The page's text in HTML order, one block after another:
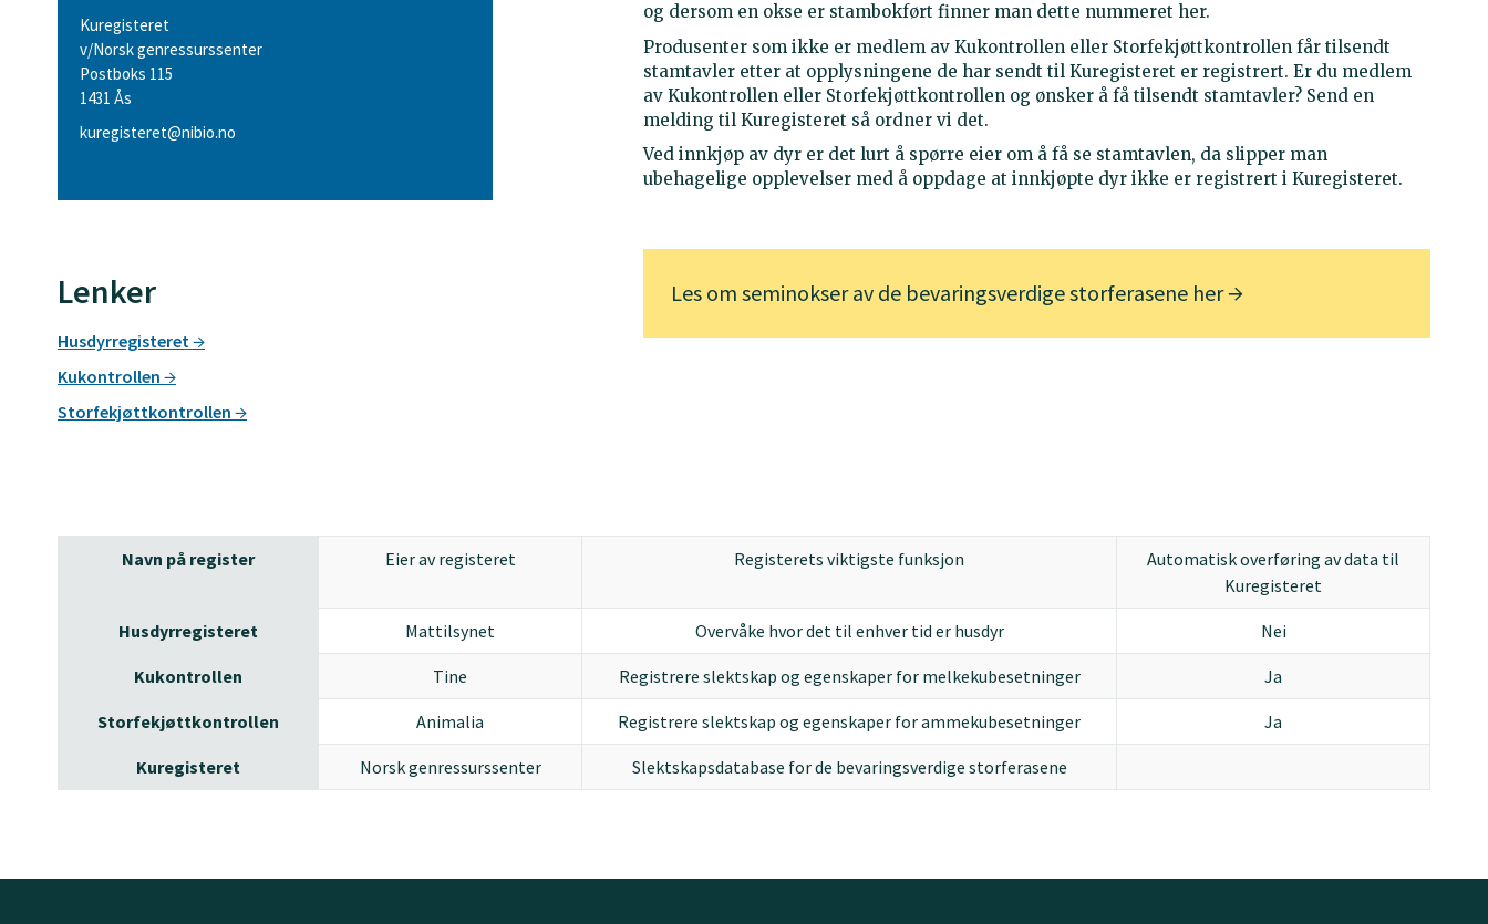
Kuregisteret
v/Norsk genressurssenter
Postboks 115
1431 Ås
kuregisteret@nibio.no
Lenker
Husdyrregisteret
Kukontrollen
Storfekjøttkontrollen
og dersom en okse er stambokført finner man dette nummeret her.
Produsenter som ikke er medlem av Kukontrollen eller Storfekjøttkontrollen får tilsendt
stamtavler etter at opplysningene de har sendt til Kuregisteret er registrert. Er du medlem
av Kukontrollen eller Storfekjøttkontrollen og ønsker å få tilsendt stamtavler? Send en
melding til Kuregisteret så ordner vi det.
Ved innkjøp av dyr er det lurt å spørre eier om å få se stamtavlen, da slipper man
ubehagelige opplevelser med å oppdage at innkjøpte dyr ikke er registrert i Kuregisteret.
Les om seminokser av de bevaringsverdige storferasene her
Navn på register Eier av registeret Registerets viktigste funksjon
Automatisk overføring av data til
Kuregisteret
Husdyrregisteret Mattilsynet Overvåke hvor det til enhver tid er husdyr Nei
Kukontrollen Tine Registrere slektskap og egenskaper for melkekubesetninger Ja
Storfekjøttkontrollen Animalia Registrere slektskap og egenskaper for ammekubesetninger Ja
Kuregisteret Norsk genressurssenter Slektskapsdatabase for de bevaringsverdige storferasene